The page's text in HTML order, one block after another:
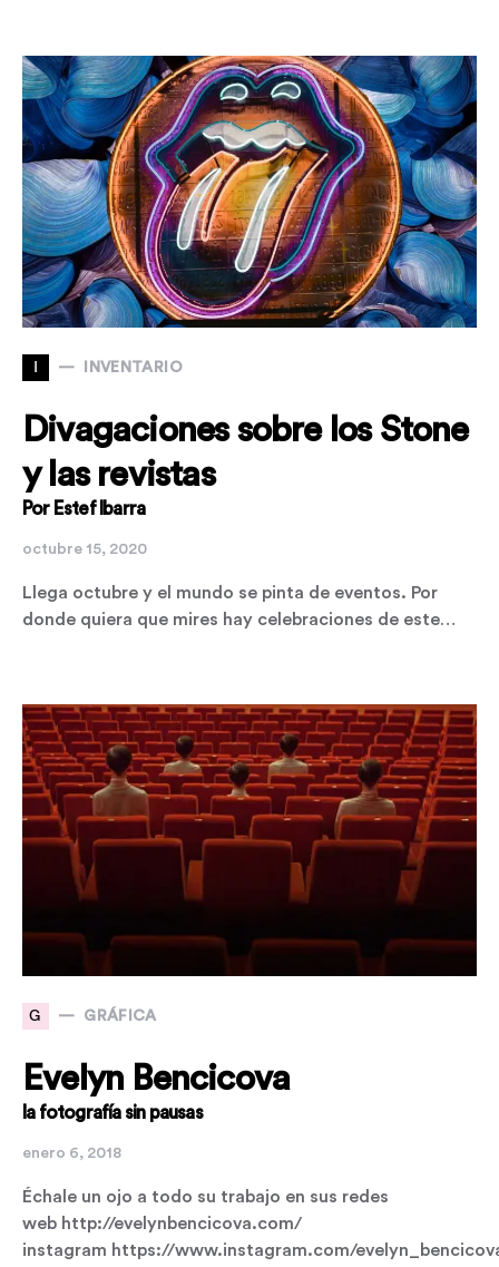
I INVENTARIO
Divagaciones sobre los Stone
y las revistas
Por Estef Ibarra
octubre 15, 2020
Llega octubre y el mundo se pinta de eventos. Por
donde quiera que mires hay celebraciones de este…
G GRÁFICA
Evelyn Bencicova
la fotografía sin pausas
enero 6, 2018
Échale un ojo a todo su trabajo en sus redes
web http://evelynbencicova.com/
instagram https://www.instagram.com/